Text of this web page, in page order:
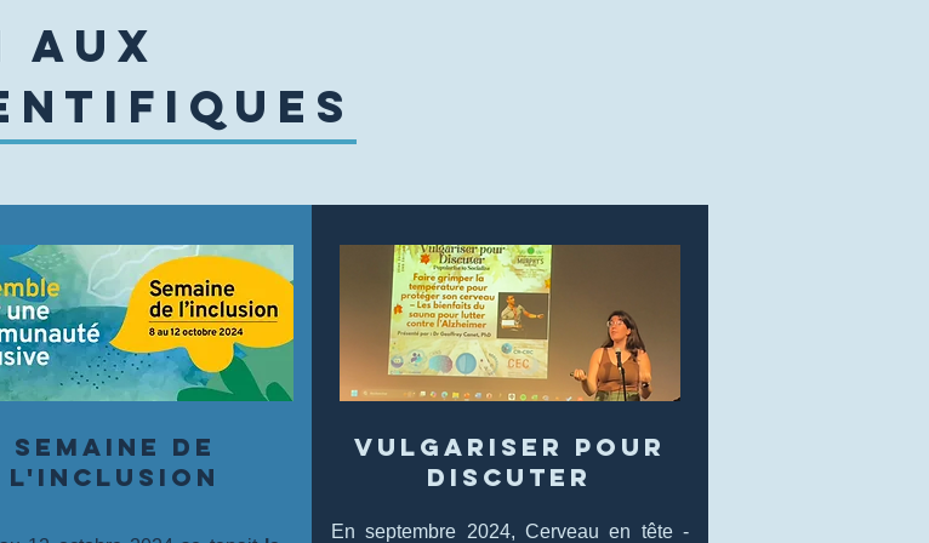
AUX
semaine de
l'inclusion
En septembre 2024, Cerveau en tête -
vulgariser pour
discuter